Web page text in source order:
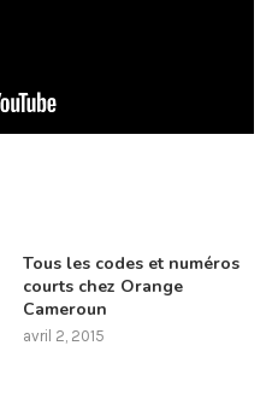
Tous les codes et numéros
courts chez Orange
Cameroun
avril 2, 2015